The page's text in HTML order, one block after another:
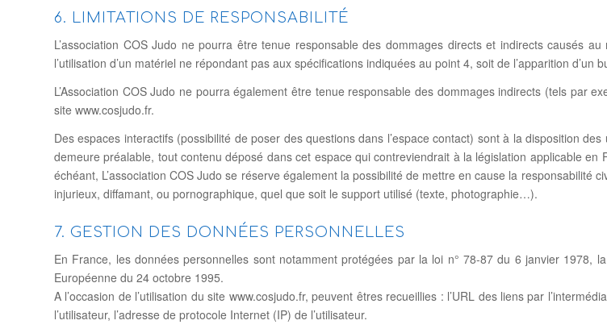
6. LIMITATIONS DE RESPONSABILITÉ
L’association COS Judo ne pourra être tenue responsable des dommages directs et indirects causés
l’utilisation d’un matériel ne répondant pas aux spécifications indiquées au point 4, soit de l’apparition d’un
L’Association COS Judo ne pourra également être tenue responsable des dommages indirects (tels par
site www.cosjudo.fr.
Des espaces interactifs (possibilité de poser des questions dans l’espace contact) sont à la disposition
demeure préalable, tout contenu déposé dans cet espace qui contreviendrait à la législation applicable
échéant, L’association COS Judo se réserve également la possibilité de mettre en cause la responsabilité
injurieux, diffamant, ou pornographique, quel que soit le support utilisé (texte, photographie…).
7. GESTION DES DONNÉES PERSONNELLES
En France, les données personnelles sont notamment protégées par la loi n° 78-87 du 6 janvier 1978,
Européenne du 24 octobre 1995.
A l’occasion de l’utilisation du site www.cosjudo.fr, peuvent êtres recueillies : l’URL des liens par
l’utilisateur, l’adresse de protocole Internet (IP) de l’utilisateur.